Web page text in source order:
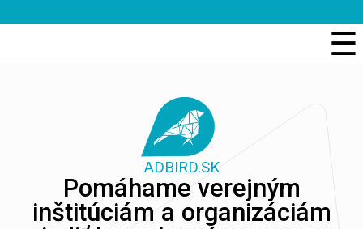
☰
ADBIRD.SK
Pomáhame verejným
inštitúciám a organizáciám